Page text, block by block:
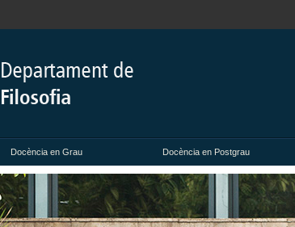
Docència en Grau Docència en Postgrau